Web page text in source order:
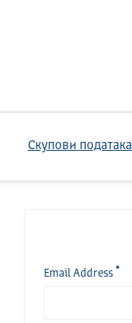
Скупови података
Email Address